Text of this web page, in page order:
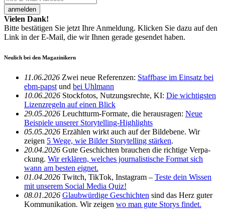
anmelden
Vielen Dank!
Bitte bestätigen Sie jetzt Ihre Anmeldung. Klicken Sie dazu auf den
Link in der E-Mail, die wir Ihnen gerade gesendet haben.
Neulich bei den Magazinikern
11.06.2026 Zwei neue Refe­renzen: Staff­base im Einsatz bei
ebm-papst und bei Uhlmann
10.06.2026 Stock­fotos, Nutzungs­rechte, KI: Die wich­tigsten
Lizenz­re­geln auf einen Blick
29.05.2026 Leucht­turm-Formate, die heraus­ragen: Neue
Beispiele unserer Story­telling-High­lights
05.05.2026 Erzählen wirkt auch auf der Bild­ebene. Wir
zeigen 5 Wege, wie Bilder Story­telling stärken.
20.04.2026 Gute Geschichten brau­chen die rich­tige Verpa­
ckung. Wir erklären, welches jour­na­lis­ti­sche Format sich
wann am besten eignet.
01.04.2026 Twitch, TikTok, Insta­gram – Teste dein Wissen
mit unserem Social Media Quiz!
08.01.2026 Glaub­wür­dige Geschichten sind das Herz guter
Kommu­ni­ka­tion. Wir zeigen wo man gute Storys findet.